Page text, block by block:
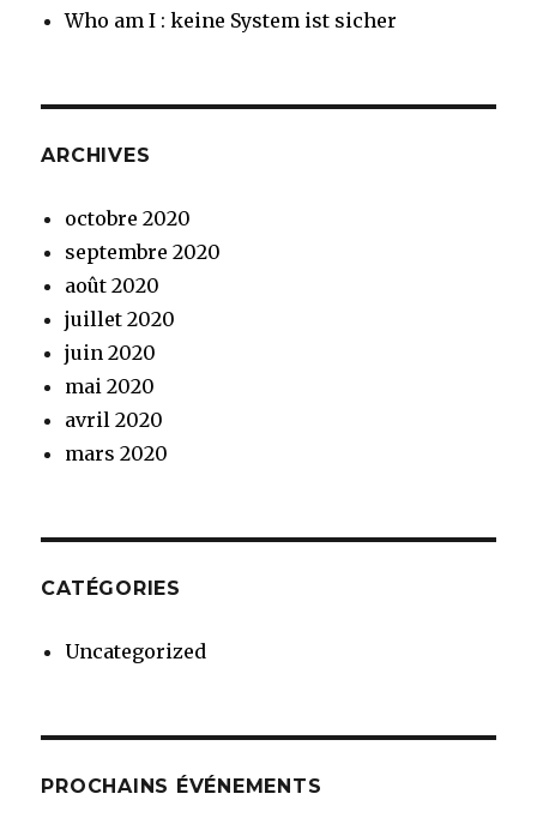
Who am I : keine System ist sicher
ARCHIVES
octobre 2020
septembre 2020
août 2020
juillet 2020
juin 2020
mai 2020
avril 2020
mars 2020
CATÉGORIES
Uncategorized
PROCHAINS ÉVÉNEMENTS